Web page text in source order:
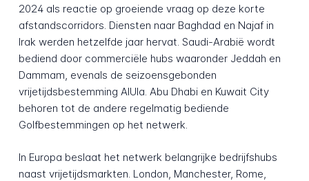
2024 als reactie op groeiende vraag op deze korte
afstandscorridors. Diensten naar Baghdad en Najaf in
Irak werden hetzelfde jaar hervat. Saudi-Arabië wordt
bediend door commerciële hubs waaronder Jeddah en
Dammam, evenals de seizoensgebonden
vrijetijdsbestemming AlUla. Abu Dhabi en Kuwait City
behoren tot de andere regelmatig bediende
Golfbestemmingen op het netwerk.
In Europa beslaat het netwerk belangrijke bedrijfshubs
naast vrijetijdsmarkten. London, Manchester, Rome,